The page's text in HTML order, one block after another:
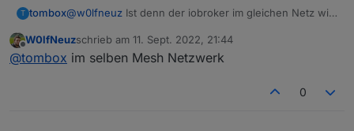
T tombox@w0lfneuz Ist denn der iobroker im gleichen Netz wie
Offline
W0lfNeuzschrieb am 11. Sept. 2022, 21:44
zuletzt editiert von
@tombox im selben Mesh Netzwerk
0